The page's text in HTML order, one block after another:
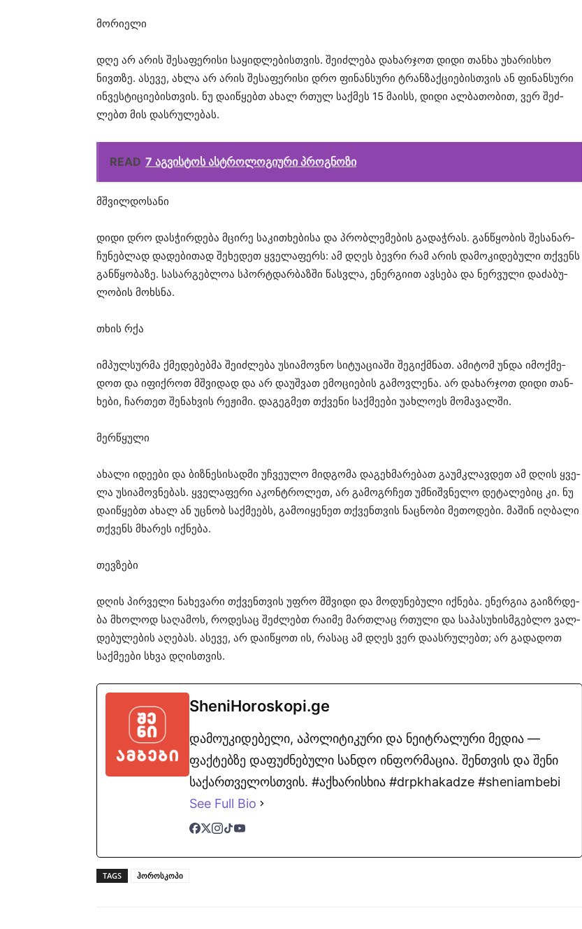
მო­რი­ე­ლი
დღე არ არის შე­სა­ფე­რი­სი სა­ყიდ­ლე­ბის­თვის. შე­იძ­ლე­ბა და­ხარ­ჯოთ დიდი თან­ხა უხა­რის­ხო
ნივთზე. ასე­ვე, ახლა არ არის შე­სა­ფე­რი­სი დრო ფი­ნან­სუ­რი ტრან­ზაქ­ცი­ე­ბის­თვის ან ფი­ნან­სუ­რი
ინ­ვეს­ტი­ცი­ე­ბის­თვის. ნუ და­ი­წყებთ ახალ რთულ საქ­მეს 15 მა­ისს, დიდი ალ­ბა­თო­ბით, ვერ შეძ­
ლებთ მის დას­რუ­ლე­ბას.
READ 7 აგვისტოს ასტროლოგიური პროგნოზი
მშვილ­დო­სა­ნი
დიდი დრო დას­ჭირ­დე­ბა მცი­რე სა­კი­თხე­ბი­სა და პრობ­ლე­მე­ბის გა­დაჭ­რას. გან­წყო­ბის შე­სა­ნარ­
ჩუ­ნებ­ლად და­დე­ბი­თად შე­ხე­დეთ ყვე­ლა­ფერს: ამ დღეს ბევ­რი რამ არის და­მო­კი­დე­ბუ­ლი თქვენს
გან­წყო­ბა­ზე. სა­სარ­გებ­ლოა სპორტდარ­ბაზ­ში წას­ვლა, ენერ­გი­ით ავ­სე­ბა და ნერ­ვუ­ლი და­ძა­ბუ­
ლო­ბის მოხ­სნა.
თხის რქა
იმ­პულ­სურ­მა ქმე­დე­ბებ­მა შე­იძ­ლე­ბა უსი­ა­მოვ­ნო სი­ტუ­ა­ცი­ა­ში შე­გიქ­მნათ. ამი­ტომ უნდა იმოქ­მე­
დოთ და იფიქ­როთ მშვი­დად და არ და­უშ­ვათ ემო­ცი­ე­ბის გა­მოვ­ლე­ნა. არ და­ხარ­ჯოთ დიდი თან­
ხე­ბი, ჩარ­თეთ შე­ნახ­ვის რე­ჟი­მი. და­გეგ­მეთ თქვე­ნი საქ­მე­ე­ბი უახ­ლო­ეს მო­მა­ვალ­ში.
მერ­წყუ­ლი
ახა­ლი იდე­ე­ბი და ბიზ­ნე­სი­სად­მი უჩ­ვე­უ­ლო მიდ­გო­მა და­გეხ­მა­რე­ბათ გა­უმკლავ­დეთ ამ დღის ყვე­
ლა უსი­ა­მოვ­ნე­ბას. ყვე­ლა­ფე­რი აკონ­ტრო­ლეთ, არ გა­მოგრჩეთ უმ­ნიშ­ვნე­ლო დე­ტა­ლე­ბიც კი. ნუ
და­ი­წყებთ ახალ ან უც­ნობ საქ­მე­ებს, გა­მო­ი­ყე­ნეთ თქვენ­თვის ნაც­ნო­ბი მე­თო­დე­ბი. მა­შინ იღ­ბა­ლი
თქვენს მხა­რეს იქ­ნე­ბა.
თევ­ზე­ბი
დღის პირ­ვე­ლი ნა­ხე­ვა­რი თქვენ­თვის უფრო მშვი­დი და მო­დუ­ნე­ბუ­ლი იქ­ნე­ბა. ენერ­გია გა­იზ­რდე­
ბა მხო­ლოდ სა­ღა­მოს, რო­დე­საც შეძ­ლებთ რა­ი­მე მარ­თლაც რთუ­ლი და სა­პა­სუ­ხის­მგებ­ლო ვალ­
დე­ბუ­ლე­ბის აღე­ბას. ასე­ვე, არ და­ი­წყოთ ის, რა­საც ამ დღეს ვერ და­ას­რუ­ლებთ; არ გა­და­დოთ
საქ­მე­ე­ბი სხვა დღის­თვის.
SheniHoroskopi.ge
დამოუკიდებელი, აპოლიტიკური და ნეიტრალური მედია —
ფაქტებზე დაფუძნებული სანდო ინფორმაცია. შენთვის და შენი
საქართველოსთვის. #აქხარისხია #drpkhakadze #sheniambebi
See Full Bio
TAGS ჰოროსკოპი